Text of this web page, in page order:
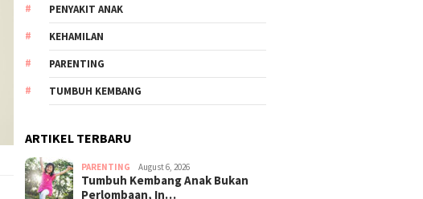
PENYAKIT ANAK
KEHAMILAN
PARENTING
TUMBUH KEMBANG
ARTIKEL TERBARU
PARENTING August 6, 2026
Tumbuh Kembang Anak Bukan
Perlombaan, In…